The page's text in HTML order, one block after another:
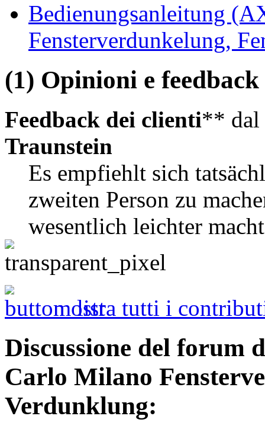
Bedienungsanleitung
Fensterverdunkelung,
(1) Opinioni e
Feedback dei clienti** dal
Traunstein
Es empfiehlt sich
zweiten Person zu
wesentlich leichter
mostra tutti i
Discussione del forum
Carlo Milano
Verdunklung: